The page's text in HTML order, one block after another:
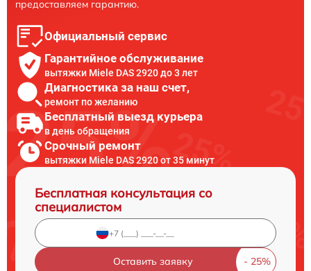
предоставляем гарантию.
Официальный сервис
Гарантийное обслуживание
вытяжки Miele DAS 2920 до 3 лет
Диагностика за наш счет,
ремонт по желанию
Бесплатный выезд курьера
в день обращения
Срочный ремонт
вытяжки Miele DAS 2920 от 35 минут
Бесплатная консультация со
специалистом
Оставить заявку